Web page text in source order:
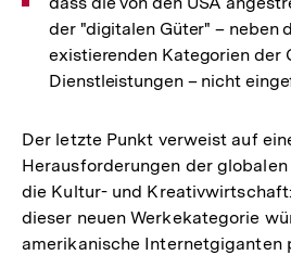
der "digitalen Güter" – neben
existierenden Kategorien der
Dienstleistungen – nicht
Der letzte Punkt verweist auf
Herausforderungen der
die Kultur- und
dieser neuen Werkekategorie
amerikanische Internetgiganten